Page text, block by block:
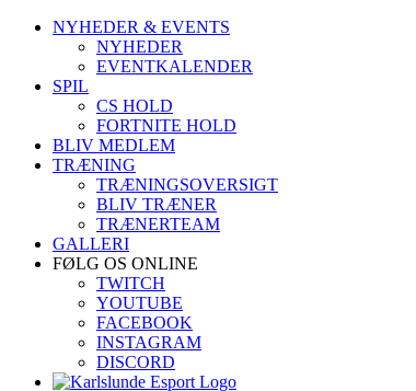
Skip
NYHEDER & EVENTS
NYHEDER
EVENTKALENDER
SPIL
CS HOLD
FORTNITE HOLD
BLIV MEDLEM
TRÆNING
TRÆNINGSOVERSIGT
BLIV TRÆNER
TRÆNERTEAM
GALLERI
FØLG OS ONLINE
TWITCH
YOUTUBE
FACEBOOK
INSTAGRAM
DISCORD